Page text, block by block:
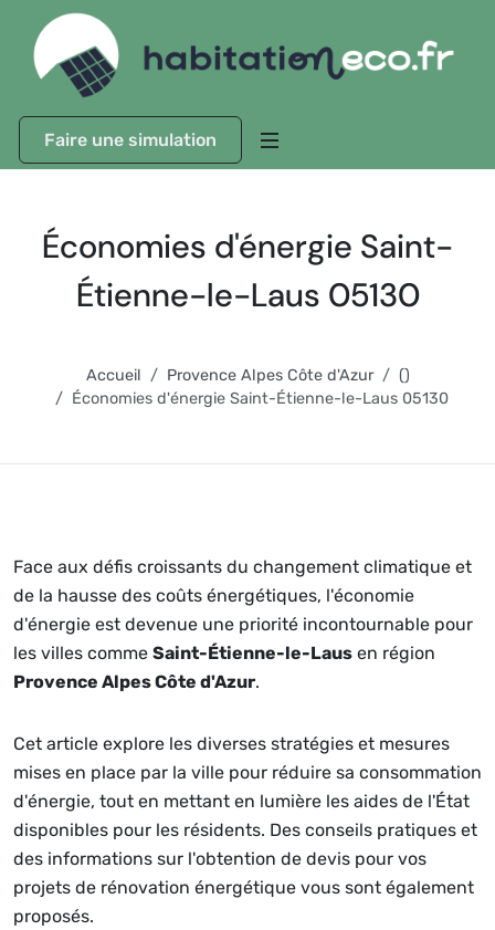
Faire une simulation
Économies d'énergie Saint-
Étienne-le-Laus 05130
Accueil Provence Alpes Côte d'Azur
()
Économies d'énergie Saint-Étienne-le-Laus 05130
Face aux défis croissants du changement climatique et
de la hausse des coûts énergétiques, l'économie
d'énergie est devenue une priorité incontournable pour
les villes comme Saint-Étienne-le-Laus en région
Provence Alpes Côte d'Azur.
Cet article explore les diverses stratégies et mesures
mises en place par la ville pour réduire sa consommation
d'énergie, tout en mettant en lumière les aides de l'État
disponibles pour les résidents. Des conseils pratiques et
des informations sur l'obtention de devis pour vos
projets de rénovation énergétique vous sont également
proposés.